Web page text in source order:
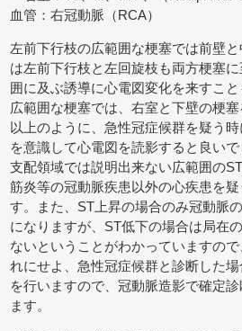
血管：右冠動脈（RCA）
左前下行枝の広範囲な梗塞では前壁
は左前下行枝と左回旋枝も両方梗塞
囲に及ぶ誘導に心電図変化を来すこ
広範囲な梗塞では、右室と下壁の梗塞
以上のように、急性冠症候群を疑う
を意識して心電図を読影すると良い
支配領域では説明出来ない広範囲の
筋炎等の冠動脈疾患以外の心疾患を
す。また、ST上昇の場合のみ冠動脈
になりますが、ST低下の場合は局在
ないということがわかっていますの
れにせよ、急性冠症候群と診断した
を行いますので、冠動脈造影で確定
ます。